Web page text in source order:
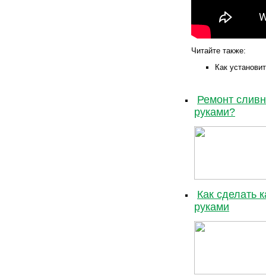
Читайте также:
Как
Ремонт
руками?
Как сделать
руками